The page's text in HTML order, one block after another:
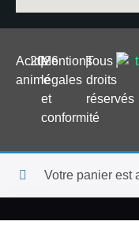
Acide
anime
2026
|Mentions
légales
et
conformité
|Tous
droits
réservés
|
Votre panier est